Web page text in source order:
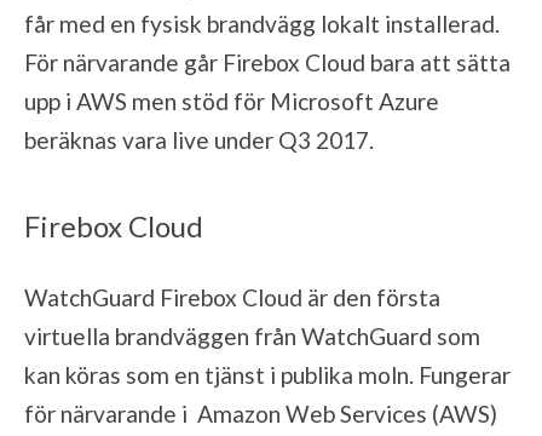
får med en fysisk brandvägg lokalt installerad.
För närvarande går Firebox Cloud bara att sätta
upp i AWS men stöd för Microsoft Azure
beräknas vara live under Q3 2017.
Firebox Cloud
WatchGuard Firebox Cloud är den första
virtuella brandväggen från WatchGuard som
kan köras som en tjänst i publika moln. Fungerar
för närvarande i Amazon Web Services (AWS)